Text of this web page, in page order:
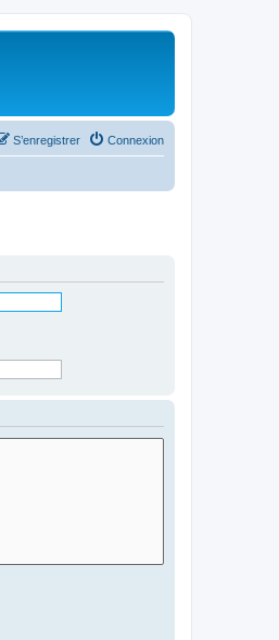
Connexion
S’enregistrer